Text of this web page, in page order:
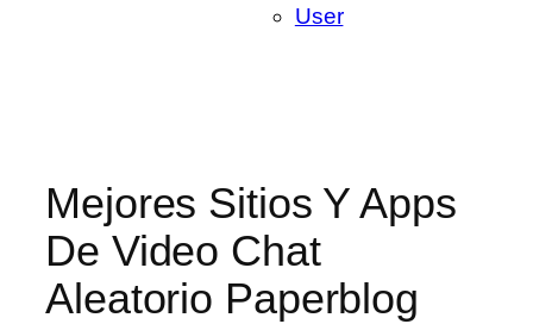
User
Mejores Sitios Y Apps
De Video Chat
Aleatorio Paperblog